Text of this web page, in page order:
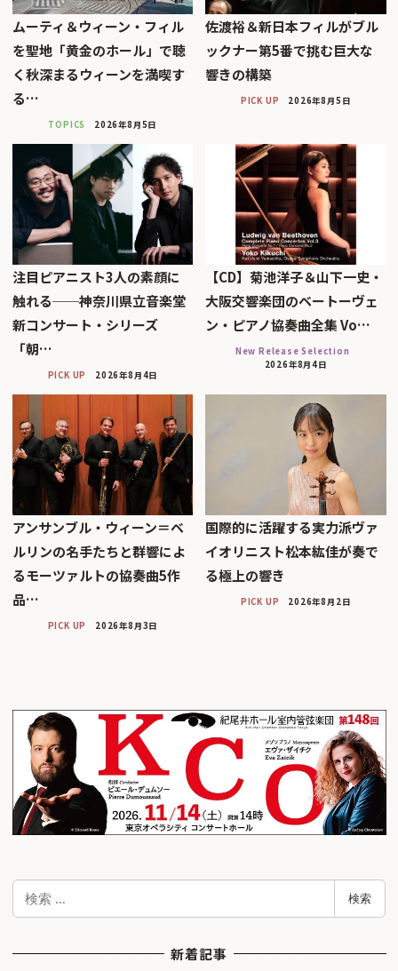
ムーティ＆ウィーン・フィル
を聖地「黄金のホール」で聴
く秋深まるウィーンを満喫す
る…
TOPICS 2026年8月5日
佐渡裕＆新日本フィルがブル
ックナー第5番で挑む巨大な
響きの構築
PICK UP 2026年8月5日
注目ピアニスト3人の素顔に
触れる──神奈川県立音楽堂
新コンサート・シリーズ
「朝…
PICK UP 2026年8月4日
【CD】菊池洋子＆山下一史・
大阪交響楽団のベートーヴェ
ン・ピアノ協奏曲全集 Vo…
New Release Selection
2026年8月4日
アンサンブル・ウィーン＝ベ
ルリンの名手たちと群響によ
るモーツァルトの協奏曲5作
品…
PICK UP 2026年8月3日
国際的に活躍する実力派ヴァ
イオリニスト松本紘佳が奏で
る極上の響き
PICK UP 2026年8月2日
検
検索
新着記事